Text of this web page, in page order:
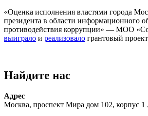
«Оценка исполнения властями города
президента в области информационного
противодействия коррупции» — МОО
выиграло и реализовало грантовый
Найдите нас
Адрес
Москва, проспект Мира дом 102, корпус 1